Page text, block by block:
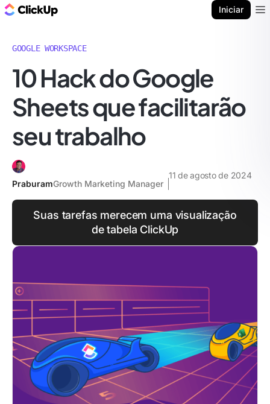
Iniciar
GOOGLE WORKSPACE
10 Hack do Google
Sheets que facilitarão
seu trabalho
PraburamGrowth Marketing Manager
11 de agosto de 2024
Suas tarefas merecem uma visualização
de tabela ClickUp